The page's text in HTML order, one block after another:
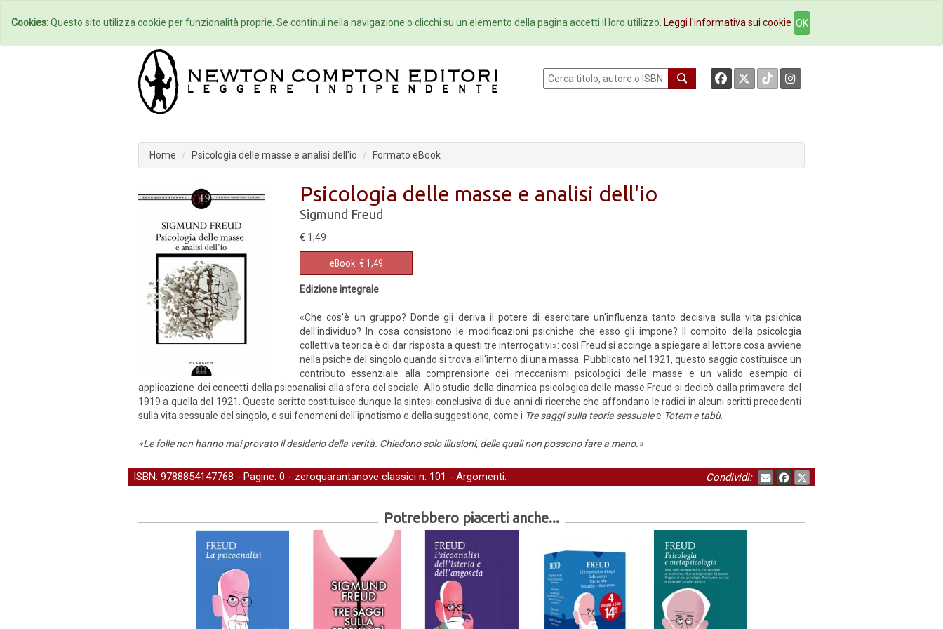
Home Autori Eventi Collane Newsletter Ebookstore Contatti
Home Psicologia delle masse e analisi dell'io Formato eBook
Psicologia delle masse e analisi dell'io
Sigmund Freud
€ 1,49
eBook € 1,49
Edizione integrale
«Che cos'è un gruppo? Donde gli deriva il potere di esercitare un'influenza tanto decisiva sulla vita psichica
dell'individuo? In cosa consistono le modificazioni psichiche che esso gli impone? Il compito della psicologia
collettiva teorica è di dar risposta a questi tre interrogativi»: così Freud si accinge a spiegare al lettore cosa avviene
nella psiche del singolo quando si trova all'interno di una massa. Pubblicato nel 1921, questo saggio costituisce un
contributo essenziale alla comprensione dei meccanismi psicologici delle masse e un valido esempio di
applicazione dei concetti della psicoanalisi alla sfera del sociale. Allo studio della dinamica psicologica delle masse Freud si dedicò dalla primavera del
1919 a quella del 1921. Questo scritto costituisce dunque la sintesi conclusiva di due anni di ricerche che affondano le radici in alcuni scritti precedenti
sulla vita sessuale del singolo, e sui fenomeni dell'ipnotismo e della suggestione, come i Tre saggi sulla teoria sessualee Totem e tabù.
«Le folle non hanno mai provato il desiderio della verità. Chiedono solo illusioni, delle quali non possono fare a meno.»
ISBN: 9788854147768 - Pagine: 0 - zeroquarantanove classici n. 101 - Argomenti: Condividi:
Potrebbero piacerti anche...
Cookies:Questo sito utilizza cookie per funzionalità proprie. Se continui nella navigazione o clicchi su un elemento della pagina accetti il loro utilizzo. Leggi l'informativa sui cookie OK